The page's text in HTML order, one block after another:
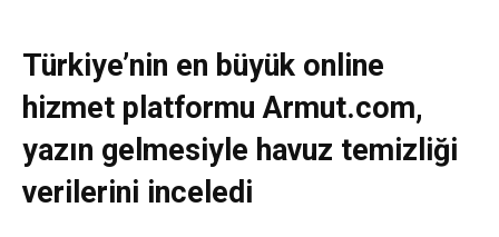
Türkiye’nin en büyük online
hizmet platformu Armut.com,
yazın gelmesiyle havuz temizliği
verilerini inceledi